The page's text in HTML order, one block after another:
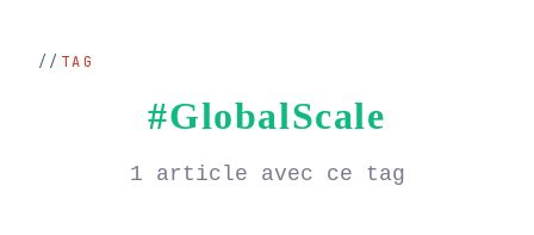
TAG
#GlobalScale
1 article avec ce tag